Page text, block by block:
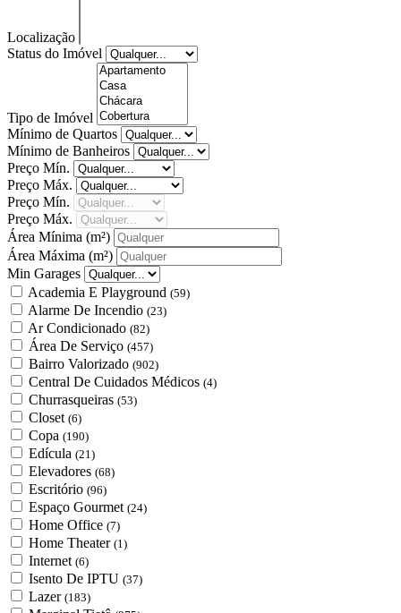
Localização
Status do Imóvel
Tipo de Imóvel
Mínimo de Quartos
Mínimo de Banheiros
Preço Mín.
Preço Máx.
Preço Mín.
Preço Máx.
Área Mínima (m²)
Área Máxima (m²)
Min Garages
Academia E Playground (59)
Alarme De Incendio (23)
Ar Condicionado (82)
Área De Serviço (457)
Bairro Valorizado (902)
Central De Cuidados Médicos (4)
Churrasqueiras (53)
Closet (6)
Copa (190)
Edícula (21)
Elevadores (68)
Escritório (96)
Espaço Gourmet (24)
Home Office (7)
Home Theater (1)
Internet (6)
Isento De IPTU (37)
Lazer (183)